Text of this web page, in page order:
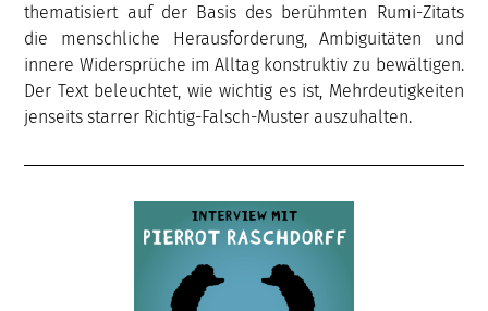
thematisiert auf der Basis des berühmten Rumi-Zitats
die menschliche Herausforderung, Ambiguitäten und
innere Widersprüche im Alltag konstruktiv zu bewältigen.
Der Text beleuchtet, wie wichtig es ist, Mehrdeutigkeiten
jenseits starrer Richtig-Falsch-Muster auszuhalten.